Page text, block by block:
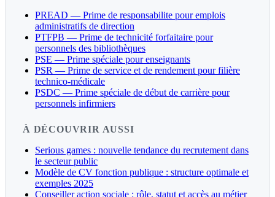
PREAD — Prime de responsabilite pour emplois
administratifs de direction
PTFPB — Prime de technicité forfaitaire pour
personnels des bibliothèques
PSE — Prime spéciale pour enseignants
PSR — Prime de service et de rendement pour filière
technico-médicale
PSDC — Prime spéciale de début de carrière pour
personnels infirmiers
À DÉCOUVRIR AUSSI
Serious games : nouvelle tendance du recrutement dans
le secteur public
Modèle de CV fonction publique : structure optimale et
exemples 2025
Conseiller action sociale : rôle, statut et accès au métier